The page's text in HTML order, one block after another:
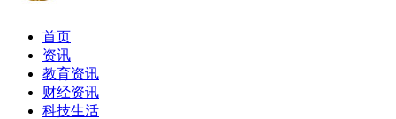
首页
资讯
教育资讯
财经资讯
科技生活